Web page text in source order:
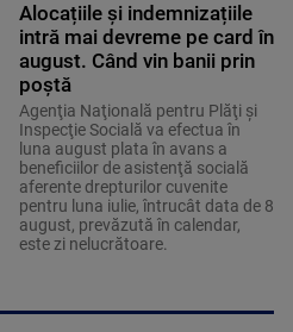
Alocațiile și indemnizațiile
intră mai devreme pe card în
august. Când vin banii prin
poștă
Agenţia Naţională pentru Plăţi şi
Inspecţie Socială va efectua în
luna august plata în avans a
beneficiilor de asistenţă socială
aferente drepturilor cuvenite
pentru luna iulie, întrucât data de 8
august, prevăzută în calendar,
este zi nelucrătoare.